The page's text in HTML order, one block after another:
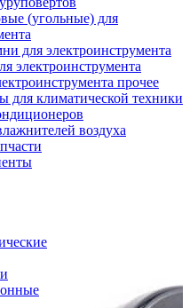
(угольные) для
для электроинструмента
электроинструмента
прочее
для климатической техники
воздуха